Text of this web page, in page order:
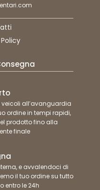
all’avanguardia
ordine in tempi rapidi,
prodotto fino alla
finale
e avvalendoci di
il tuo ordine su tutto
entro le 24h